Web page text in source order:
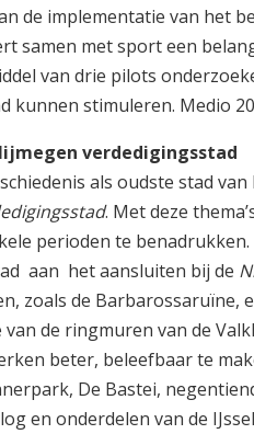
de implementatie van het
samen met sport een
van drie pilots
kunnen stimuleren. Medio
verdedigingsstad
als oudste stad van
. Met deze
perioden te
aan het aansluiten bij de
zoals de Barbarossaruïne,
de ringmuren van de
beter, beleefbaar te
De Bastei,
en onderdelen van de